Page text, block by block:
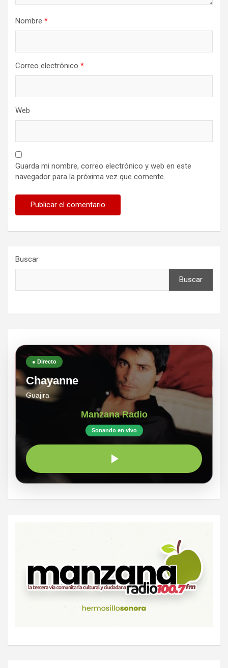
Nombre *
Correo electrónico *
Web
Guarda mi nombre, correo electrónico y web en este
navegador para la próxima vez que comente.
Buscar
Buscar
● Directo
Chayanne
Guajira
Manzana Radio
Sonando en vivo